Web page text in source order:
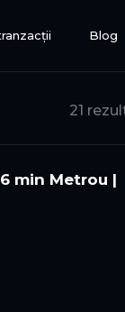
Blog
21
min Metrou |